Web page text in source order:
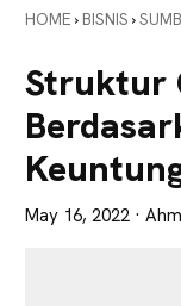
Anda
Tajam
HOME › BISNIS ›
Struktur
May 16, 2022 ·